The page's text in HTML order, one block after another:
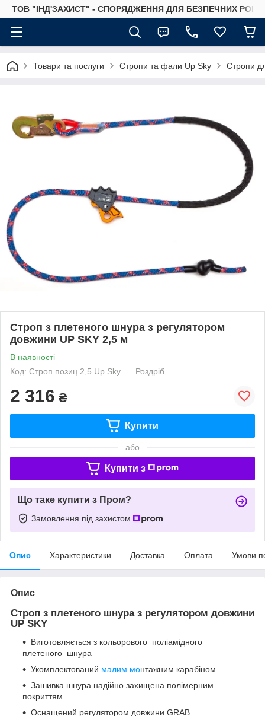
ТОВ "ІНД'ЗАХИСТ" - СПОРЯДЖЕННЯ ДЛЯ БЕЗПЕЧНИХ
Товари та послуги Стропи та фали Up Sky Стропи
Строп з плетеного шнура з регулятором
довжини UP SKY 2,5 м
В наявності
Код: Строп позиц 2,5 Up Sky
Роздріб
2 316 ₴
Купити
або
Купити з
Що таке купити з Пром?
Замовлення під захистом
Опис Характеристики Доставка Оплата Умови
Опис
Строп з плетеного шнура з регулятором довжини
UP SKY
Виготовляється з кольорового поліамідного
плетеного шнура
Укомплектований малим монтажним карабіном
Зашивка шнура надійно захищена полімерним
покриттям
Оснащений регулятором довжини GRAB